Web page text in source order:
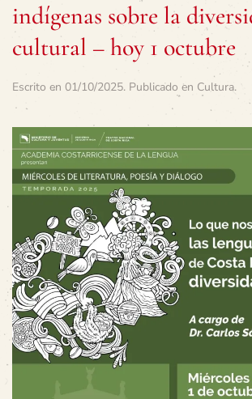
indígenas sobre la
cultural – hoy 1 octubre
Escrito en 01/10/2025. Publicado en Cultura.